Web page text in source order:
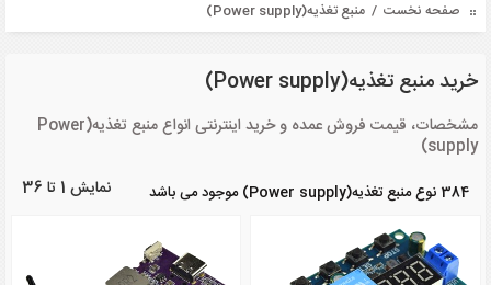
صفحه نخست / منبع تغذیه(Power supply)
خرید منبع تغذیه(Power supply)
مشخصات، قیمت فروش عمده و خرید اینترنتی انواع منبع تغذیه(Power
supply)
384 نوع منبع تغذیه(Power supply) موجود می باشد نمایش 1 تا 36